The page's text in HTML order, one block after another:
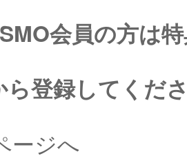
会員の方は
ら登録してくだ
ージへ